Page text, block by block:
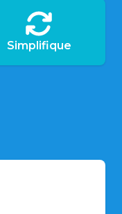
Simplifique